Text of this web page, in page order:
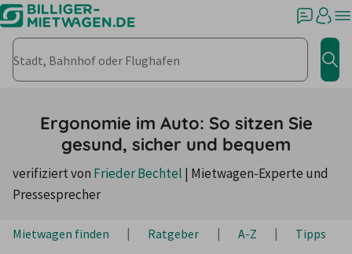
Stadt, Bahnhof oder Flughafen
Ergonomie im Auto: So sitzen Sie
gesund, sicher und bequem
verifiziert von Frieder Bechtel | Mietwagen-Experte und
Pressesprecher
Mietwagen finden Ratgeber A-Z Tipps